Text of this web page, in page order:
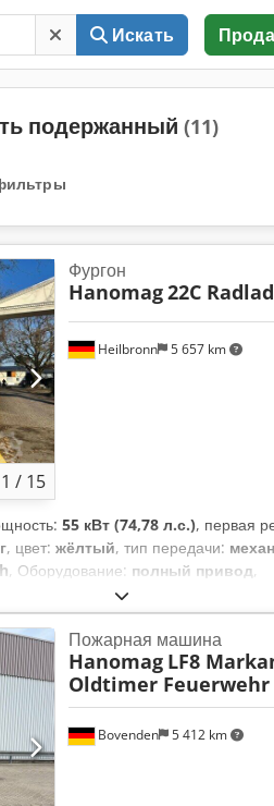
Искать
подержанный (11)
1 / 15
Heilbronn 5 657 km
Фургон
Hanomag22C
55 кВт (74,78 л.с.), первая
, цвет: жёлтый, тип передачи:
, Оборудование: полный привод,
Bovenden 5 412 km
Пожарная машина
Hanomag LF8
Oldtimer Feuerwehr